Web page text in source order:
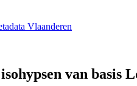
Vlaanderen
van basis